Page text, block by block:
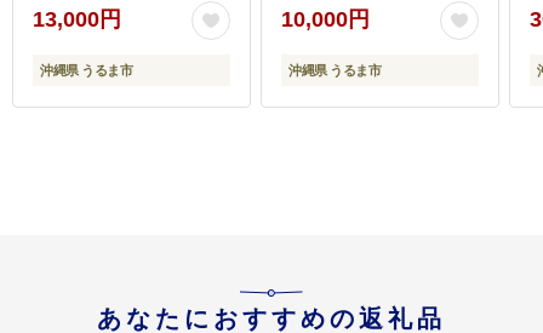
13,000円
沖縄県 うるま市
10,000円
沖縄県 うるま市
あなたにおすすめの返礼品